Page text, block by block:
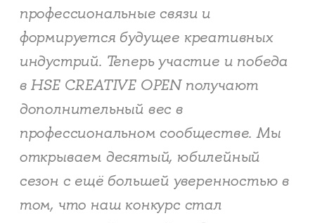
профессиональные связи и
формируется будущее креативных
индустрий. Теперь участие и победа
в HSE CREATIVE OPEN получают
дополнительный вес в
профессиональном сообществе. Мы
открываем десятый, юбилейный
сезон с ещё большей уверенностью в
том, что наш конкурс стал